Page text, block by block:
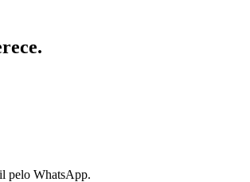
pelo WhatsApp.